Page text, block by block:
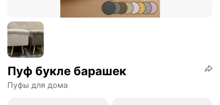
Пуф букле барашек
Пуфы для дома